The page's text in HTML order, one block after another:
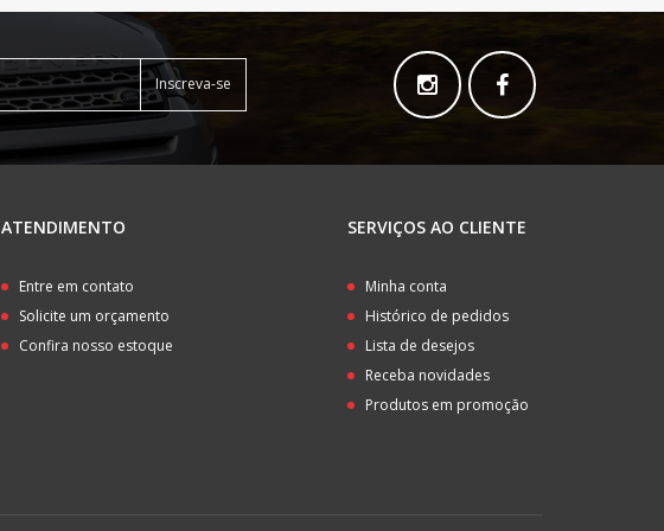
Inscreva-se
ATENDIMENTO
Entre em contato
Solicite um orçamento
Confira nosso estoque
SERVIÇOS AO CLIENTE
Minha conta
Histórico de pedidos
Lista de desejos
Receba novidades
Produtos em promoção